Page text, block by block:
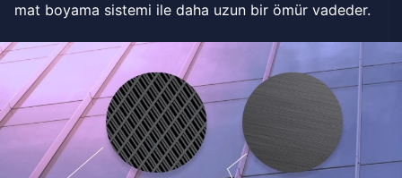
mat boyama sistemi ile daha uzun bir ömür vadeder.